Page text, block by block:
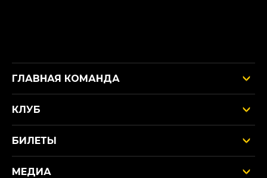
ГЛАВНАЯ КОМАНДА
КЛУБ
БИЛЕТЫ
МЕДИА